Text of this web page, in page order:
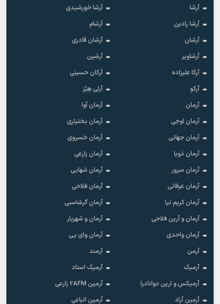
آرشا
آرشا خورشیدی
آرشا رادین
آرشام
آرشان
آرشان قادری
آرشاویر
آرشین
آرکا علیزاده
آرکان حسینی
آرکو
آرلی هِیْز
آرمان
آرمان آوا
آرمان اوجی
آرمان بختیاری
آرمان جهانی
آرمان خسروی
آرمان ذویا
آرمان زارعی
آرمان سرور
آرمان شهابی
آرمان عرفانی
آرمان فلاحی
آرمان کریم نیا
آرمان گرشاسبی
آرمان و آرین فلاحی
آرمان و شهریار
آرمان واحدی
آرمان وای پی
آرمن
آرمند
آرمیک
آرمیک استاد
آرمیکس و ارین دوانادرا
آرمین 2AFM زارعی
آرمین آراد
آرمین اتباعی